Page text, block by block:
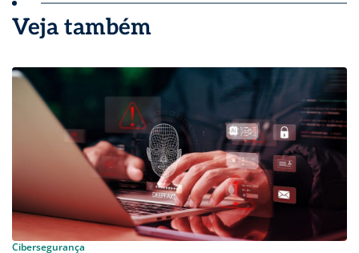
Veja também
Cibersegurança